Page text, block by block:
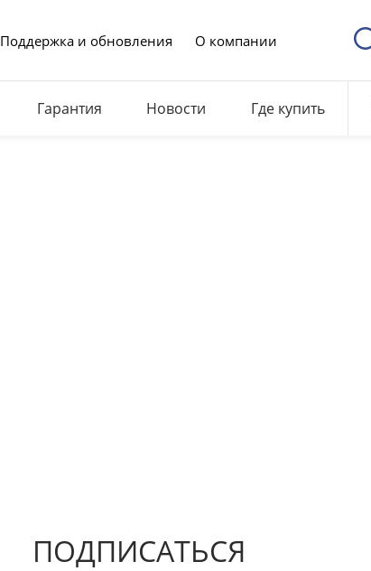
Поддержка и обновления О компании
Гарантия Новости Где купить
ПОДПИСАТЬСЯ